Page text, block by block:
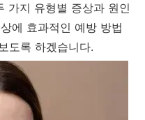
가지 유형별 증상과 원인
에 효과적인 예방 방법
도록 하겠습니다.